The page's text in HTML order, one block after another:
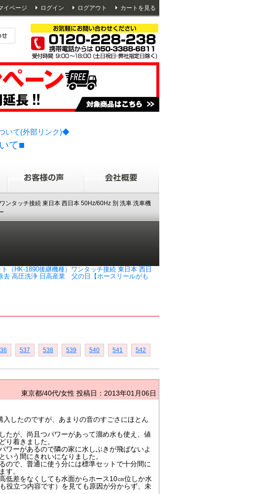
イページ ログイン ログアウト カートを見る
いて(外部リンク)◆
て■
ンタッチ接続 東日本 西日本 50Hz/60Hz 別 洗車 洗車機
（HK-1890後継機種）ワンタッチ接続 東日本 西日
去 高圧洗浄 日高産業 父の日【ホースリールがも
537 538 539 540 541
542
東京都/40代/女性 投稿日：2013年01月06日
したのですが、あまりの音のすごさにほとん
たが、尚且つパワーがあって溜め水も使え、値
り着きました。
ワーがあるので隣の家に水しぶきが飛ばないよ
いう間にきれいになりました。
ので、普通に使う分には標準セットで十分間に
す。
低差をなくしても水面からホース10㎝位しか水
役立つ内容です）を見ても原因が分からず、未